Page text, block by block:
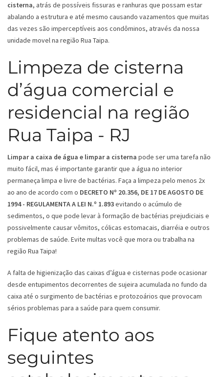
cisterna, atrás de possíveis fissuras e ranhuras que possam estar
abalando a estrutura e até mesmo causando vazamentos que muitas
das vezes são imperceptíveis aos condôminos, através da nossa
unidade movel na região Rua Taipa.
Limpeza de cisterna
d’água comercial e
residencial na região
Rua Taipa - RJ
Limpar a caixa de água e limpar a cisterna pode ser uma tarefa não
muito fácil, mas é importante garantir que a água no interior
permaneça limpa e livre de bactérias. Faça a limpeza pelo menos 2x
ao ano de acordo com o DECRETO Nº 20.356, DE 17 DE AGOSTO DE
1994 - REGULAMENTA A LEI N.º 1.893evitando o acúmulo de
sedimentos, o que pode levar à formação de bactérias prejudiciais e
possivelmente causar vômitos, cólicas estomacais, diarréia e outros
problemas de saúde. Evite multas você que mora ou trabalha na
região Rua Taipa!
A falta de higienização das caixas d’água e cisternas pode ocasionar
desde entupimentos decorrentes de sujeira acumulada no fundo da
caixa até o surgimento de bactérias e protozoários que provocam
sérios problemas para a saúde para quem consumir.
Fique atento aos
seguintes